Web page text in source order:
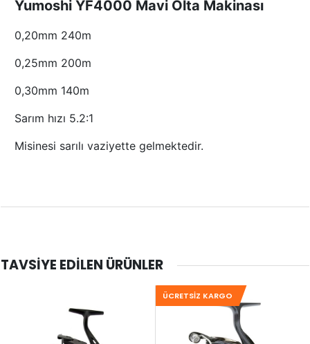
Yumoshi YF4000 Mavi Olta Makinası
0,20mm 240m
0,25mm 200m
0,30mm 140m
Sarım hızı 5.2:1
Misinesi sarılı vaziyette gelmektedir.
TAVSIYE EDILEN ÜRÜNLER
ÜCRETSIZ KARGO